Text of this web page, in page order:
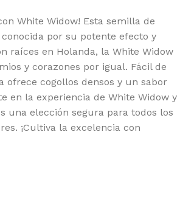
White Widow! Esta semilla de
por su potente efecto y
raíces en Holanda, la White Widow
y corazones por igual. Fácil de
ofrece cogollos densos y un sabor
en la experiencia de White Widow y
una elección segura para todos los
¡Cultiva la excelencia con